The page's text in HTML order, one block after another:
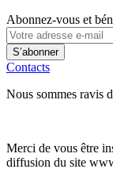
Abonnez-vous et
S’abonner
Contacts
Nous sommes ravis
Merci de vous être
diffusion du site